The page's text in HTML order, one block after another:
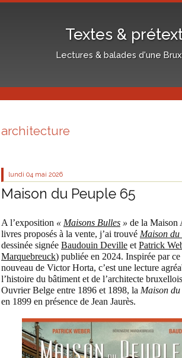
Textes &
Lectures & balades d'une
architecture
lundi 04 mai 2026
Maison du Peuple 65
A l’exposition « Maisons Bulles » de la Maison
livres proposés à la vente, j’ai trouvé Maison du
dessinée signée Baudouin Deville et Patrick
Marquebreuck) publiée en 2024. Inspirée par
nouveau de Victor Horta, c’est une lecture
l’histoire du bâtiment et de l’architecte
Ouvrier Belge entre 1896 et 1898, la Maison
en 1899 en présence de Jean Jaurès.